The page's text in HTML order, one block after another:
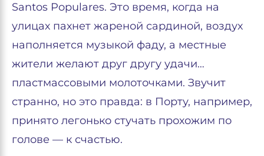
Santos Populares. Это время, когда на
улицах пахнет жареной сардиной, воздух
наполняется музыкой фаду, а местные
жители желают друг другу удачи…
пластмассовыми молоточками. Звучит
странно, но это правда: в Порту, например,
принято легонько стучать прохожим по
голове — к счастью.